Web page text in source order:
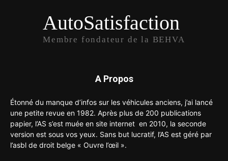
AutoSatisfaction
Membre fondateur de la BEHVA
A Propos
Étonné du manque d’infos sur les véhicules anciens, j’ai lancé
une petite revue en 1982. Après plus de 200 publications
papier, l’AS s’est muée en site internet en 2010, la seconde
version est sous vos yeux. Sans but lucratif, l’AS est géré par
l’asbl de droit belge « Ouvre l’œil ».